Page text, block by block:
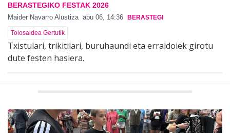
BERASTEGIKO FESTAK 2026
Maider Navarro Alustiza abu 06, 14:36 BERASTEGI
Tolosaldea Gertutik
Txistulari, trikitilari, buruhaundi eta erraldoiek girotu
dute festen hasiera.